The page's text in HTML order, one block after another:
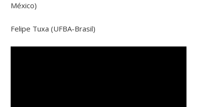
México)
Felipe Tuxa (UFBA-Brasil)